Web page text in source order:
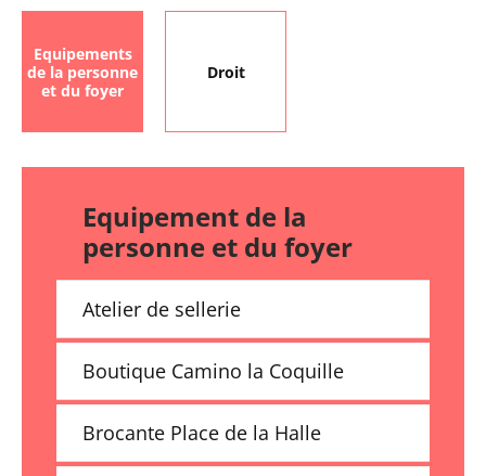
Equipements
de la personne
et du foyer
Droit
Equipement de la
personne et du foyer
Atelier de sellerie
Boutique Camino la Coquille
Brocante Place de la Halle